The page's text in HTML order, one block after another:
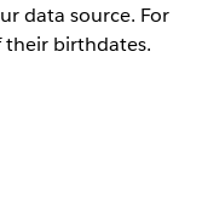
data source. For
their birthdates.